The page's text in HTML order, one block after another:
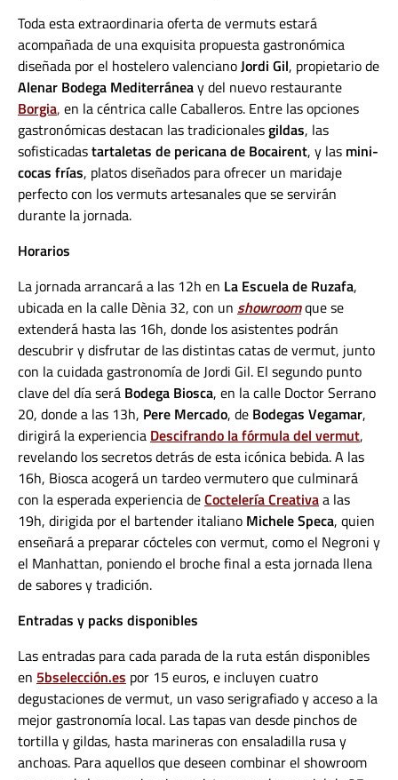
Toda esta extraordinaria oferta de vermuts estará
acompañada de una exquisita propuesta gastronómica
diseñada por el hostelero valencianoJordi Gil, propietario de
Alenar Bodega Mediterráneay del nuevo restaurante
Borgia, en la céntrica calle Caballeros. Entre las opciones
gastronómicas destacan las tradicionalesgildas, las
sofisticadastartaletas de pericana de Bocairent, y las mini-
cocas frías, platos diseñados para ofrecer un maridaje
perfecto con los vermuts artesanales que se servirán
durante la jornada.
Horarios
La jornada arrancará a las 12h en La Escuela de Ruzafa,
ubicada en la calle Dènia 32, con un showroomque se
extenderá hasta las 16h, donde los asistentes podrán
descubrir y disfrutar de las distintas catas de vermut, junto
con la cuidada gastronomía de Jordi Gil. El segundo punto
clave del día será Bodega Biosca, en la calle Doctor Serrano
20, donde a las 13h, Pere Mercado, de Bodegas Vegamar,
dirigirá la experiencia Descifrando la fórmula del vermut,
revelando los secretos detrás de esta icónica bebida. A las
16h, Biosca acogerá un tardeo vermutero que culminará
con la esperada experiencia deCoctelería Creativaa las
19h, dirigida por el bartender italiano Michele Speca, quien
enseñará a preparar cócteles con vermut, como el Negroni y
el Manhattan, poniendo el broche final a esta jornada llena
de sabores y tradición.
Entradas y packs disponibles
Las entradas para cada parada de la ruta están disponibles
en 5bselección.es por 15 euros, e incluyen cuatro
degustaciones de vermut, un vaso serigrafiado y acceso a la
mejor gastronomía local. Las tapas van desde pinchos de
tortilla y gildas, hasta marineras con ensaladilla rusa y
anchoas. Para aquellos que deseen combinar el showroom